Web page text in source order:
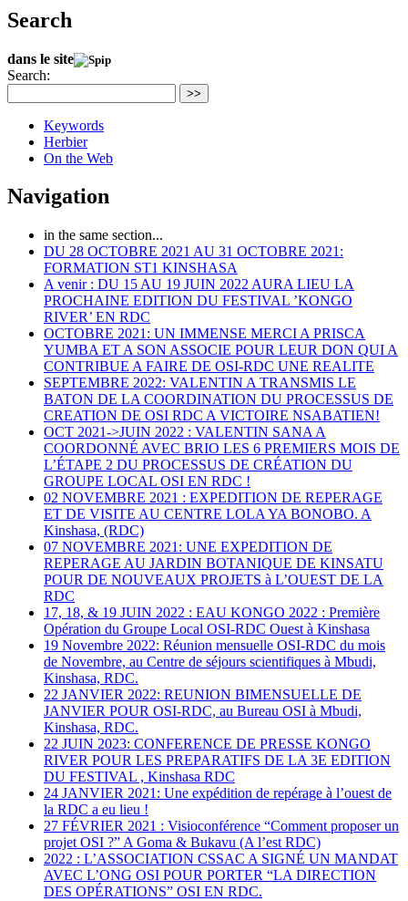
Search
dans le site
Search:
>>
Keywords
Herbier
On the Web
Navigation
in the same section...
DU 28 OCTOBRE 2021 AU 31 OCTOBRE 2021:
FORMATION ST1 KINSHASA
A venir : DU 15 AU 19 JUIN 2022 AURA LIEU LA
PROCHAINE EDITION DU FESTIVAL ’KONGO
RIVER’ EN RDC
OCTOBRE 2021: UN IMMENSE MERCI A PRISCA
YUMBA ET A SON ASSOCIE POUR LEUR DON QUI A
CONTRIBUE A FAIRE DE OSI-RDC UNE REALITE
SEPTEMBRE 2022: VALENTIN A TRANSMIS LE
BATON DE LA COORDINATION DU PROCESSUS DE
CREATION DE OSI RDC A VICTOIRE NSABATIEN!
OCT 2021->JUIN 2022 : VALENTIN SANA A
COORDONNÉ AVEC BRIO LES 6 PREMIERS MOIS DE
L’ÉTAPE 2 DU PROCESSUS DE CRÉATION DU
GROUPE LOCAL OSI EN RDC !
02 NOVEMBRE 2021 : EXPEDITION DE REPERAGE
ET DE VISITE AU CENTRE LOLA YA BONOBO. A
Kinshasa, (RDC)
07 NOVEMBRE 2021: UNE EXPEDITION DE
REPERAGE AU JARDIN BOTANIQUE DE KINSATU
POUR DE NOUVEAUX PROJETS à L’OUEST DE LA
RDC
17, 18, & 19 JUIN 2022 : EAU KONGO 2022 : Première
Opération du Groupe Local OSI-RDC Ouest à Kinshasa
19 Novembre 2022: Réunion mensuelle OSI-RDC du mois
de Novembre, au Centre de séjours scientifiques à Mbudi,
Kinshasa, RDC.
22 JANVIER 2022: REUNION BIMENSUELLE DE
JANVIER POUR OSI-RDC, au Bureau OSI à Mbudi,
Kinshasa, RDC.
22 JUIN 2023: CONFERENCE DE PRESSE KONGO
RIVER POUR LES PREPARATIFS DE LA 3E EDITION
DU FESTIVAL , Kinshasa RDC
24 JANVIER 2021: Une expédition de repérage à l’ouest de
la RDC a eu lieu !
27 FÉVRIER 2021 : Visioconférence “Comment proposer un
projet OSI ?” A Goma & Bukavu (A l’est RDC)
2022 : L’ASSOCIATION CSSAC A SIGNÉ UN MANDAT
AVEC L’ONG OSI POUR PORTER “LA DIRECTION
DES OPÉRATIONS” OSI EN RDC.